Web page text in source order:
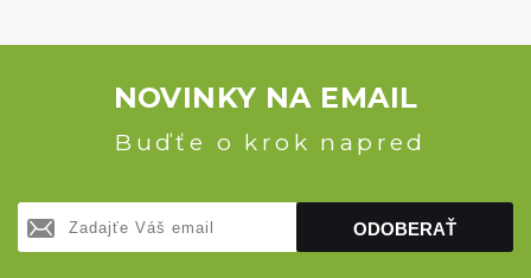
NOVINKY NA EMAIL
Buďťe o krok napred
ODOBERAŤ